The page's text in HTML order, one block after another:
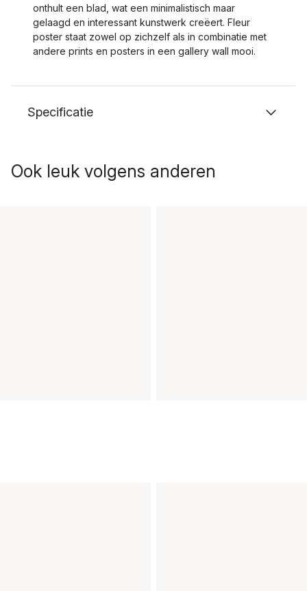
onthult een blad, wat een minimalistisch maar
gelaagd en interessant kunstwerk creëert. Fleur
poster staat zowel op zichzelf als in combinatie met
andere prints en posters in een gallery wall mooi.
Specificatie
Ook leuk volgens anderen